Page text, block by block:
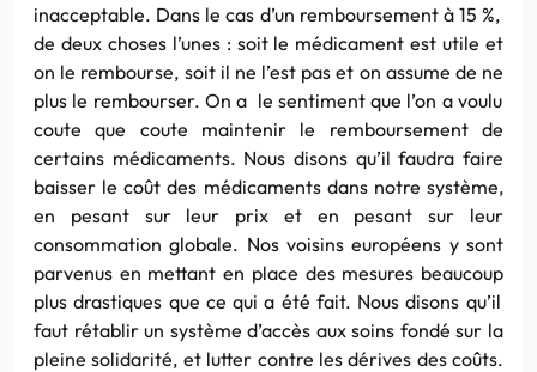
inacceptable. Dans le cas d’un remboursement à 15 %,
de deux choses l’unes : soit le médicament est utile et
on le rembourse, soitil ne l’est pas et on assume de ne
plus le rembourser. On a le sentiment que l’on a voulu
coute que coute maintenir le remboursement de
certains médicaments. Nous disons qu’ilfaudra faire
baisser le coût des médicaments dans notre système,
en pesant sur leur prix et en pesant sur leur
consommation globale. Nos voisins européens y sont
parvenus en mettant en place des mesures beaucoup
plusdrastiques que ce qui a été fait. Nous disons qu’il
faut rétablir un système d’accès aux soins fondé sur la
pleine solidarité, et lutter contre les dérives des coûts.